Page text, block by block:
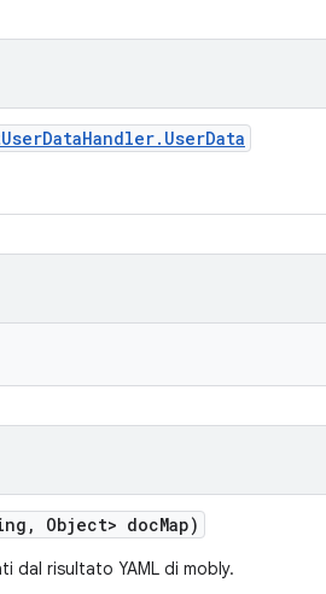
UserDataHandler. UserData
, Object> docMap)
dal risultato YAML di mobly.